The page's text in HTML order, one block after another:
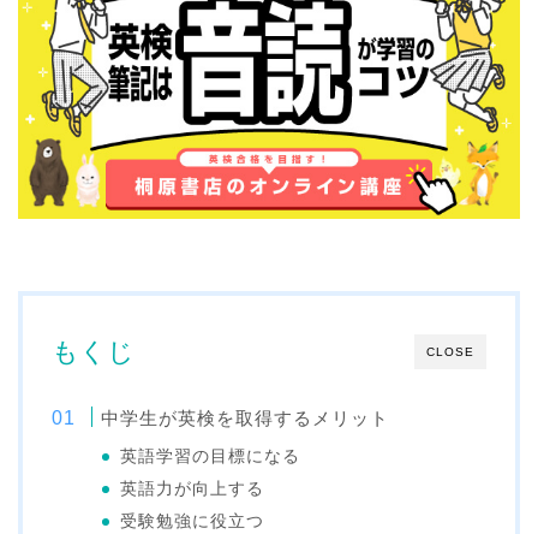
CLOSE
もくじ
中学生が英検を取得するメリット
英語学習の目標になる
英語力が向上する
受験勉強に役立つ